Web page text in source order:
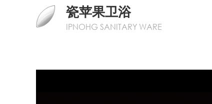
瓷苹果卫浴
IPNOHG SANITARY WARE